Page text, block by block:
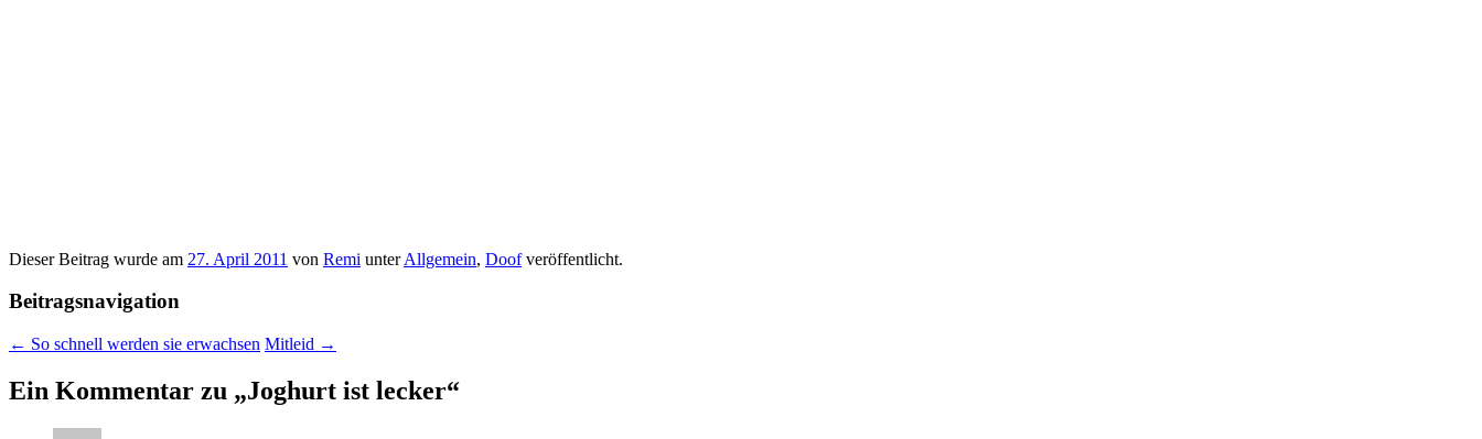
Dieser Beitrag wurde am 27. April 2011 von Remi unterAllgemein, Doofveröffentlicht.
Beitragsnavigation
← So schnell werden sie erwachsen Mitleid →
Ein Kommentar zu „Joghurt ist lecker“